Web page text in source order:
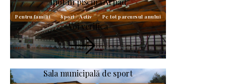
Pentru familii Sport / Activ Pe tot parcursul anului
Voi verifica
Sala municipală de sport